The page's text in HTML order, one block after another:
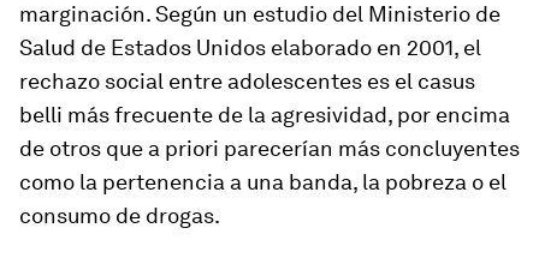
marginación. Según un estudio del Ministerio de
Salud de Estados Unidos elaborado en 2001, el
rechazo social entre adolescentes es el casus
belli más frecuente de la agresividad, por encima
de otros que a priori parecerían más concluyentes
como la pertenencia a una banda, la pobreza o el
consumo de drogas.